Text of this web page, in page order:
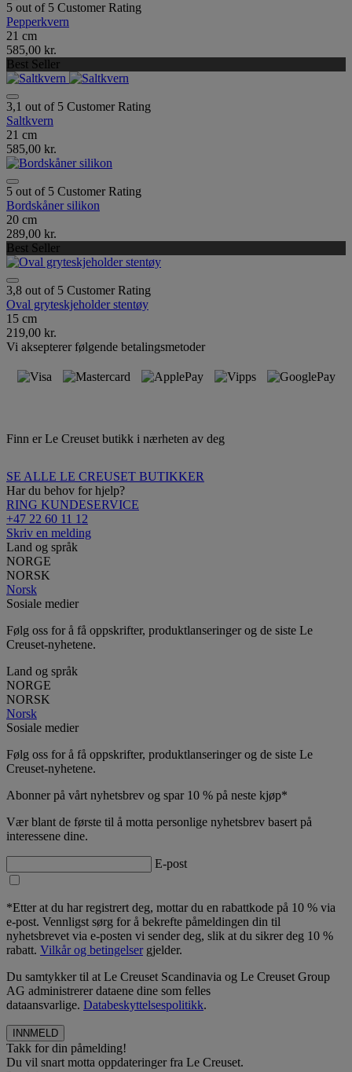
5 out of 5 Customer Rating
Pepperkvern
21 cm
585,00 kr.
Best Seller
3,1 out of 5 Customer Rating
Saltkvern
21 cm
585,00 kr.
5 out of 5 Customer Rating
Bordskåner silikon
20 cm
289,00 kr.
Best Seller
3,8 out of 5 Customer Rating
Oval gryteskjeholder stentøy
15 cm
219,00 kr.
Vi aksepterer følgende betalingsmetoder
Finn er Le Creuset butikk i nærheten av deg
SE ALLE LE CREUSET BUTIKKER
Har du behov for hjelp?
RING KUNDESERVICE
+47 22 60 11 12
Skriv en melding
Land og språk
NORGE
NORSK
Norsk
Sosiale medier
Følg oss for å få oppskrifter, produktlanseringer og de siste Le
Creuset-nyhetene.
Land og språk
NORGE
NORSK
Norsk
Sosiale medier
Følg oss for å få oppskrifter, produktlanseringer og de siste Le
Creuset-nyhetene.
Abonner på vårt nyhetsbrev og spar 10 % på neste kjøp*
Vær blant de første til å motta personlige nyhetsbrev basert på
interessene dine.
E-post
*Etter at du har registrert deg, mottar du en rabattkode på 10 % via
e-post. Vennligst sørg for å bekrefte påmeldingen din til
nyhetsbrevet via e-posten vi sender deg, slik at du sikrer deg 10 %
rabatt. Vilkår og betingelsergjelder.
Du samtykker til at Le Creuset Scandinavia og Le Creuset Group
AG administrerer dataene dine som felles
dataansvarlige. Databeskyttelsespolitikk.
Takk for din påmelding!
Du vil snart motta oppdateringer fra Le Creuset.